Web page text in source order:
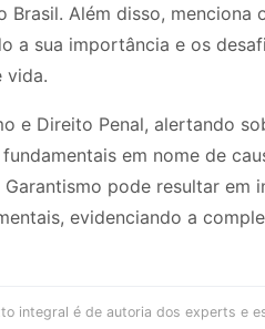
Além disso,
a sua importância e os
vida.
e Direito Penal, alertando
em nome de
pode resultar em
evidenciando a
integral é de autoria dos experts e